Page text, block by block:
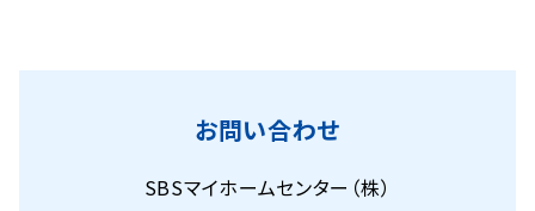
お問い合わせ
SBSマイホームセンター（株）